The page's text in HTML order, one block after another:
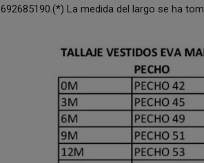
692685190.(*) La medida del largo se ha